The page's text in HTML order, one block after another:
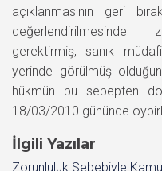
açıklanmasının geri
değerlendirilmesinde
gerektirmiş, sanık
yerinde görülmüş
hükmün bu sebepten
18/03/2010 gününde
İlgili Yazılar
Zorunluluk Sebebiyle